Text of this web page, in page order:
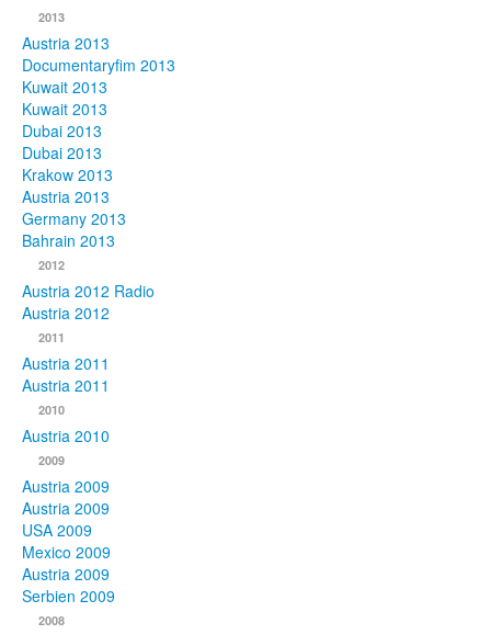
2013
Austria 2013
Documentaryfim 2013
Kuwait 2013
Kuwait 2013
Dubai 2013
Dubai 2013
Krakow 2013
Austria 2013
Germany 2013
Bahrain 2013
2012
Austria 2012 Radio
Austria 2012
2011
Austria 2011
Austria 2011
2010
Austria 2010
2009
Austria 2009
Austria 2009
USA 2009
Mexico 2009
Austria 2009
Serbien 2009
2008